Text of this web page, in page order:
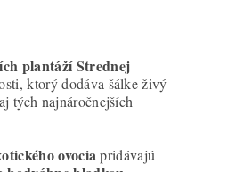
plantáží Strednej
ktorý dodáva šálke živý
tých najnáročnejších
ovociapridávajú